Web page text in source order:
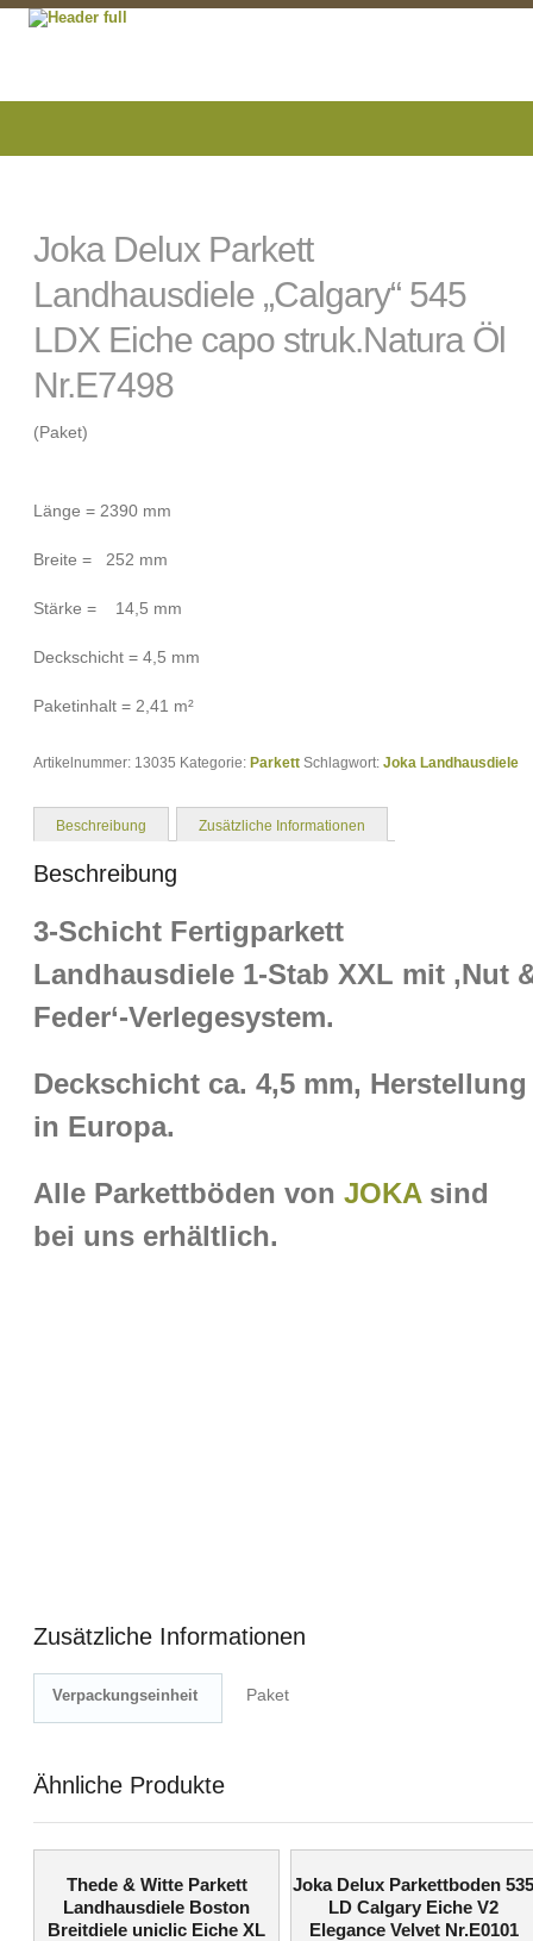
Joka Delux Parkett
Landhausdiele „Calgary“ 545
LDX Eiche capo struk.Natura Öl
Nr.E7498
(Paket)
Länge = 2390 mm
Breite = 252 mm
Stärke = 14,5 mm
Deckschicht = 4,5 mm
Paketinhalt = 2,41 m²
Artikelnummer: 13035 Kategorie: Parkett Schlagwort: Joka Landhausdiele
Beschreibung Zusätzliche Informationen
Beschreibung
3-Schicht Fertigparkett
Landhausdiele 1-Stab XXL mit ‚Nut
Feder‘-Verlegesystem.
Deckschicht ca. 4,5 mm, Herstellung
in Europa.
Alle Parkettböden von JOKAsind
bei uns erhältlich.
Zusätzliche Informationen
Verpackungseinheit Paket
Ähnliche Produkte
Thede & Witte Parkett
Landhausdiele Boston
Breitdiele uniclic Eiche XL
Joka Delux Parkettboden
LD Calgary Eiche V2
Elegance Velvet Nr.E0101